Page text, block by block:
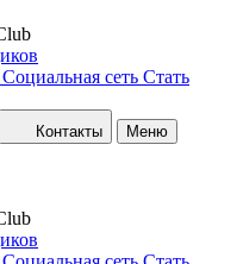
Cоциальная сеть Стать
Контакты Меню